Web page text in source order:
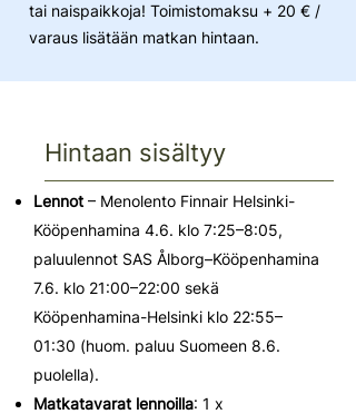
tai naispaikkoja! Toimistomaksu + 20 € /
varaus lisätään matkan hintaan.
Hintaan sisältyy
Lennot – Menolento Finnair Helsinki-
Kööpenhamina 4.6. klo 7:25–8:05,
paluulennot SAS Ålborg–Kööpenhamina
7.6. klo 21:00–22:00 sekä
Kööpenhamina-Helsinki klo 22:55–
01:30 (huom. paluu Suomeen 8.6.
puolella).
Matkatavarat lennoilla: 1 x